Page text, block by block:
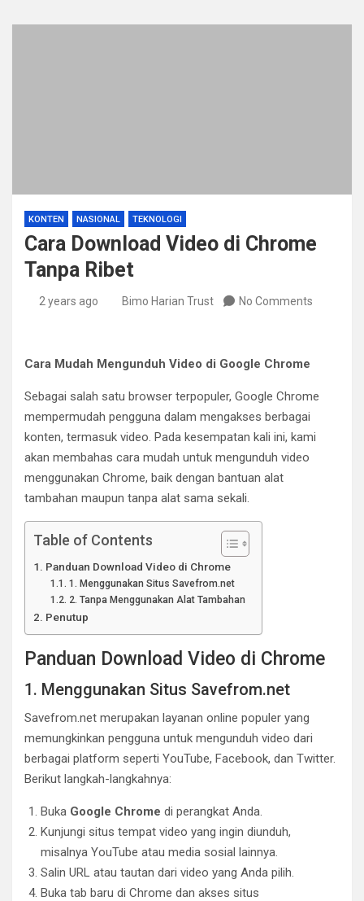
KONTEN NASIONAL TEKNOLOGI
Cara Download Video di Chrome
Tanpa Ribet
2 years ago Bimo Harian Trust No Comments
Cara Mudah Mengunduh Video di Google Chrome
Sebagai salah satu browser terpopuler, Google Chrome
mempermudah pengguna dalam mengakses berbagai
konten, termasuk video. Pada kesempatan kali ini, kami
akan membahas cara mudah untuk mengunduh video
menggunakan Chrome, baik dengan bantuan alat
tambahan maupun tanpa alat sama sekali.
Table of Contents
Panduan Download Video di Chrome
1. Menggunakan Situs Savefrom.net
2. Tanpa Menggunakan Alat Tambahan
Penutup
Panduan Download Video di Chrome
1. Menggunakan Situs Savefrom.net
Savefrom.net merupakan layanan online populer yang
memungkinkan pengguna untuk mengunduh video dari
berbagai platform seperti YouTube, Facebook, dan Twitter.
Berikut langkah-langkahnya:
Buka Google Chrome di perangkat Anda.
Kunjungi situs tempat video yang ingin diunduh,
misalnya YouTube atau media sosial lainnya.
Salin URL atau tautan dari video yang Anda pilih.
Buka tab baru di Chrome dan akses situs